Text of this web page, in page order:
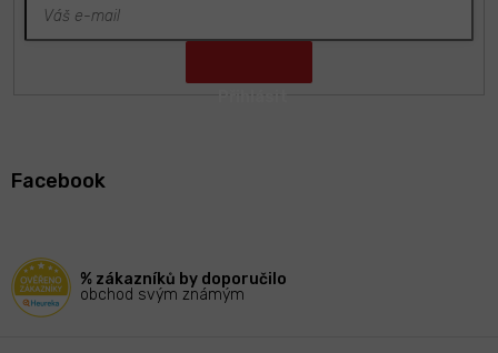
Facebook
% zákazníků by doporučilo
obchod svým známým